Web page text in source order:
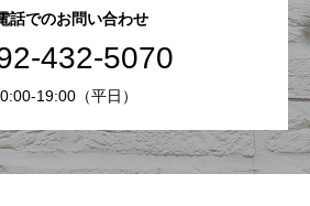
話でのお問い合わせ
432-5070
19:00（平日）